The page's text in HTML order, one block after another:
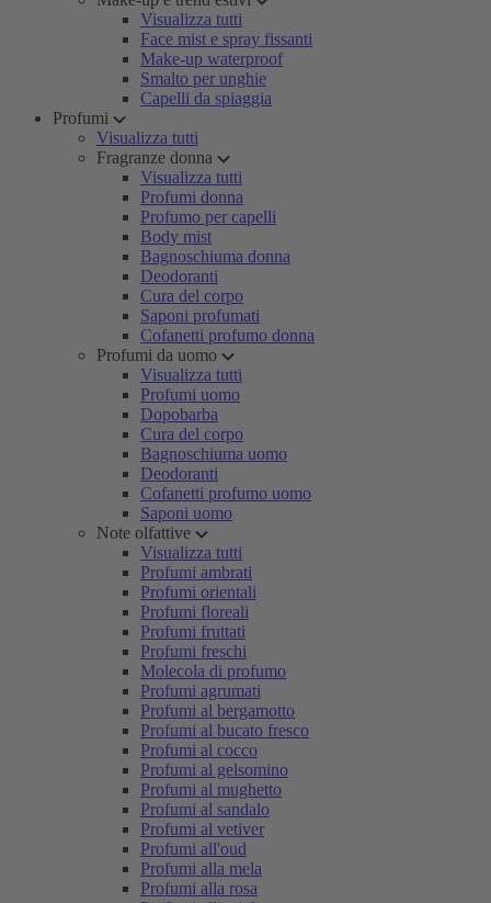
Visualizza tutti
Face mist e spray fissanti
Make-up waterproof
Smalto per unghie
Capelli da spiaggia
Profumi
Visualizza tutti
Fragranze donna
Visualizza tutti
Profumi donna
Profumo per capelli
Body mist
Bagnoschiuma donna
Deodoranti
Cura del corpo
Saponi profumati
Cofanetti profumo donna
Profumi da uomo
Visualizza tutti
Profumi uomo
Dopobarba
Cura del corpo
Bagnoschiuma uomo
Deodoranti
Cofanetti profumo uomo
Saponi uomo
Note olfattive
Visualizza tutti
Profumi ambrati
Profumi orientali
Profumi floreali
Profumi fruttati
Profumi freschi
Molecola di profumo
Profumi agrumati
Profumi al bergamotto
Profumi al bucato fresco
Profumi al cocco
Profumi al gelsomino
Profumi al mughetto
Profumi al sandalo
Profumi al vetiver
Profumi all'oud
Profumi alla mela
Profumi alla rosa